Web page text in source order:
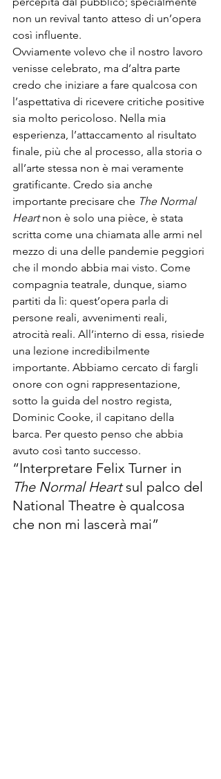
non un revival tanto atteso di un’opera
così influente.
Ovviamente volevo che il nostro lavoro
venisse celebrato, ma d’altra parte
credo che iniziare a fare qualcosa con
l’aspettativa di ricevere critiche positive
sia molto pericoloso. Nella mia
esperienza, l’attaccamento al risultato
finale, più che al processo, alla storia o
all’arte stessa non è mai veramente
gratificante. Credo sia anche
importante precisare che The Normal
Heart non è solo una pièce, è stata
scritta come una chiamata alle armi nel
mezzo di una delle pandemie peggiori
che il mondo abbia mai visto. Come
compagnia teatrale, dunque, siamo
partiti da lì: quest’opera parla di
persone reali, avvenimenti reali,
atrocità reali. All’interno di essa, risiede
una lezione incredibilmente
importante. Abbiamo cercato di fargli
onore con ogni rappresentazione,
sotto la guida del nostro regista,
Dominic Cooke, il capitano della
barca. Per questo penso che abbia
avuto così tanto successo.
“Interpretare Felix Turner in
The Normal Heart sul palco del
National Theatre è qualcosa
che non mi lascerà mai”